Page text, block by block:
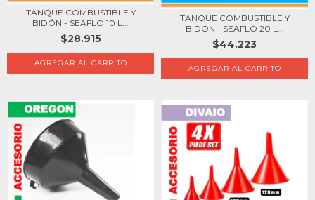
TANQUE COMBUSTIBLE Y
BIDÓN - SEAFLO 10 L...
$28.915
TANQUE COMBUSTIBLE Y
BIDÓN - SEAFLO 20 L...
$44.223